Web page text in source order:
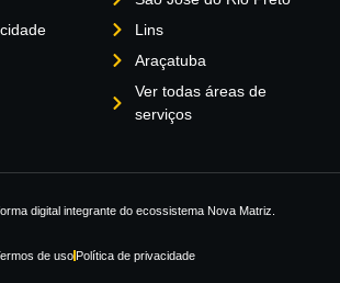
Lins
Araçatuba
Ver todas áreas de
serviços
digital integrante do ecossistema Nova Matriz.
de uso Política de privacidade